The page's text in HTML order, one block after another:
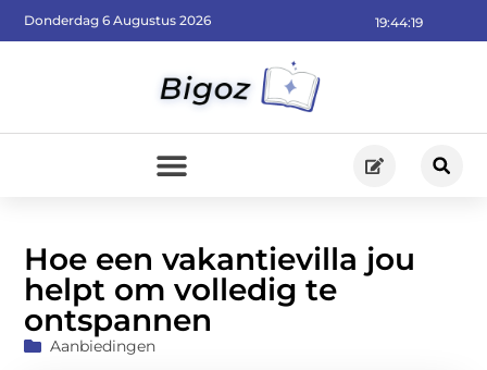
19:44:21
Donderdag 6 Augustus 2026
Hoe een vakantievilla jou
helpt om volledig te
ontspannen
Aanbiedingen